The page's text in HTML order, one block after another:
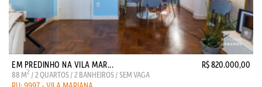
EM PREDINHO NA VILA MAR... R$ 820.000,00
88 M2 / 2 QUARTOS / 2 BANHEIROS / SEM VAGA